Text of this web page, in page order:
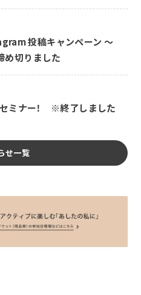
投稿キャンペーン ～
切りました
セミナー！ ※終了しました
せ一覧